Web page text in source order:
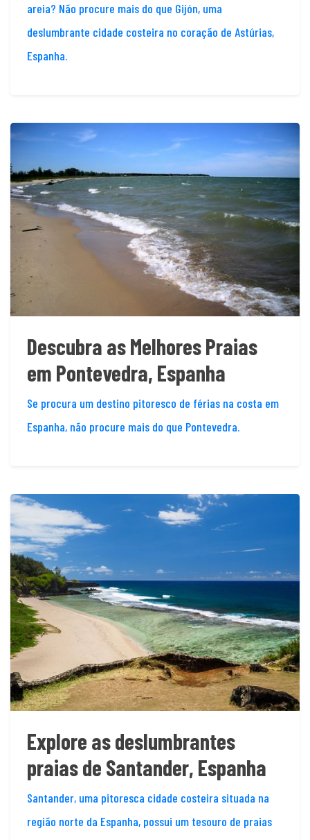
areia? Não procure mais do que Gijón, uma
deslumbrante cidade costeira no coração de Astúrias,
Espanha.
Descubra as Melhores Praias
em Pontevedra, Espanha
Se procura um destino pitoresco de férias na costa em
Espanha, não procure mais do que Pontevedra.
Explore as deslumbrantes
praias de Santander, Espanha
Santander, uma pitoresca cidade costeira situada na
região norte da Espanha, possui um tesouro de praias